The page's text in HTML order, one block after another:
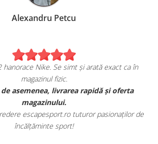
Alexandru Petcu
hanorace Nike. Se simt și arată exact ca în
magazinul fizic.
asemenea, livrarea rapidă și oferta
magazinului.
escapesport.ro tuturor pasionaților de
încălțăminte sport!